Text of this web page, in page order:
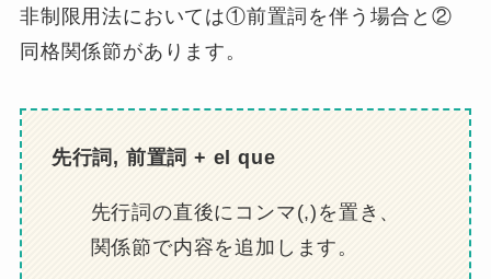
非制限用法においては①前置詞を伴う場合と②
同格関係節があります。
先行詞, 前置詞 + el que
先行詞の直後にコンマ(,)を置き、
関係節で内容を追加します。